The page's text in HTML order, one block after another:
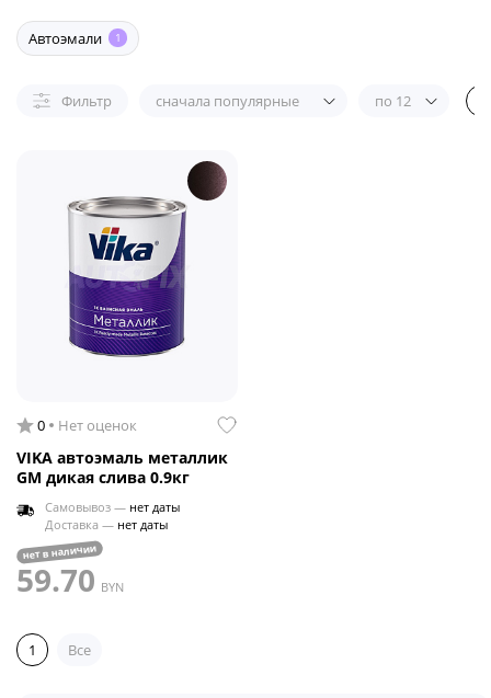
Автоэмали 1
Фильтр сначала популярные по 12
0 Нет оценок
VIKA автоэмаль металлик
GM дикая слива 0.9кг
Самовывоз — нет даты
Доставка — нет даты
нет в наличии
59.70 BYN
1 Все